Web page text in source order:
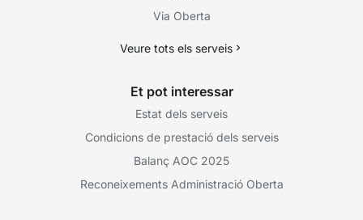
Via Oberta
Veure tots els serveis
Et pot interessar
Estat dels serveis
Condicions de prestació dels serveis
Balanç AOC 2025
Reconeixements Administració Oberta